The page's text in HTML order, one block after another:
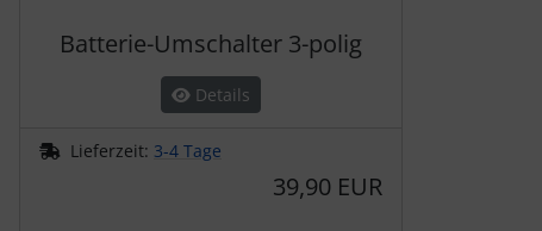
Batterie-Umschalter 3-polig
Details
Lieferzeit: 3-4 Tage
39,90 EUR